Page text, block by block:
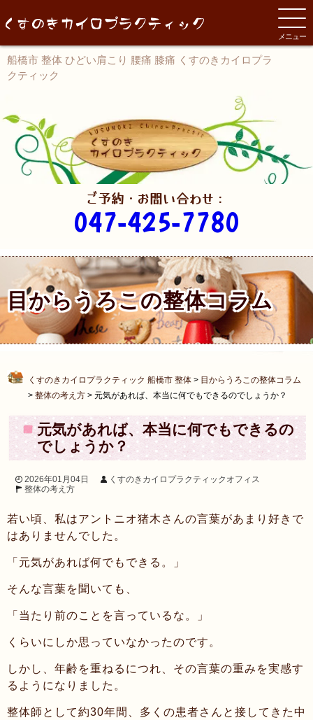
船橋市 整体 ひどい肩こり 腰痛 膝痛 くすのきカイロプラ
クティック
ご予約・お問い合わせ：
047-425-7780
目からうろこの整体コラム
くすのきカイロプラクティック 船橋市 整体 > 目からうろこの整体コラム
> 整体の考え方 > 元気があれば、本当に何でもできるのでしょうか？
元気があれば、本当に何でもできるの
でしょうか？
2026年01月04日
くすのきカイロプラクティックオフィス
整体の考え方
若い頃、私はアントニオ猪木さんの言葉があまり好きで
はありませんでした。
「元気があれば何でもできる。」
そんな言葉を聞いても、
「当たり前のことを言っているな。」
くらいにしか思っていなかったのです。
しかし、年齢を重ねるにつれ、その言葉の重みを実感す
るようになりました。
整体師として約30年間、多くの患者さんと接してきた中
メニュー